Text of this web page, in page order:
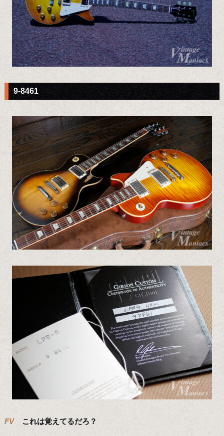
9-8461
FV これは覚えてるだろ？